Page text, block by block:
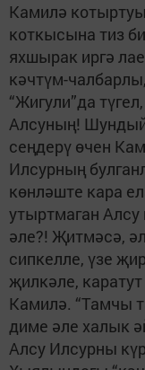
Камилә
коткысына тиз
яхшырак иргә
кәчтүм-
“Жигули”да
Алсуның!
сеңдерү өчен
Илсурның
көнләште кара
утыртмаган Алсу
әле?! Җитмәсә,
сипкелле, үзе
җилкәле,
Камилә. “Тамчы
диме әле халык
Алсу Илсурны